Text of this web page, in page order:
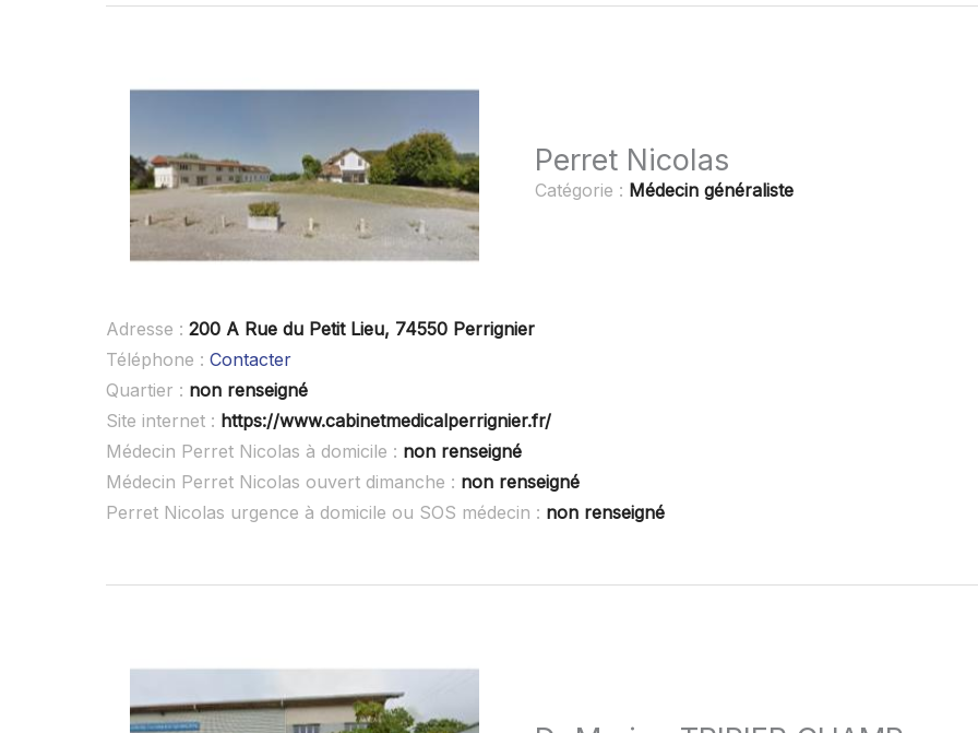
Perret Nicolas
Catégorie : Médecin généraliste
Adresse : 200 A Rue du Petit Lieu, 74550 Perrignier
Téléphone : Contacter
Quartier : non renseigné
Site internet : https://www.cabinetmedicalperrignier.fr/
Médecin Perret Nicolas à domicile : non renseigné
Médecin Perret Nicolas ouvert dimanche : non renseigné
Perret Nicolas urgence à domicile ou SOS médecin : non renseigné